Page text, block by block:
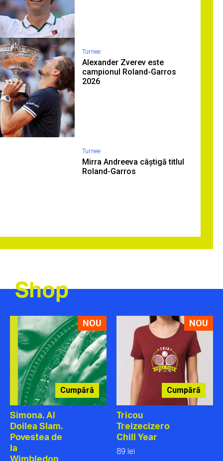
Turnee
Alexander Zverev este
campionul Roland-Garros
2026
Turnee
Mirra Andreeva câștigă titlul
Roland-Garros
Shop
NOU
Cumpără
Simona. Al
Doilea Slam.
Povestea de
la
Wimbledon
NOU
Cumpără
Tricou
Treizecizero
Chill Year
89 lei